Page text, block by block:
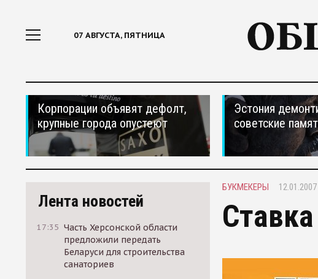
07 АВГУСТА, ПЯТНИЦА
Корпорации объявят дефолт,
крупные города опустеют
Эстония
советские
Лента новостей
17:35 Часть Херсонской области
предложили передать
Беларуси для строительства
санаториев
БУКМЕКЕРЫ